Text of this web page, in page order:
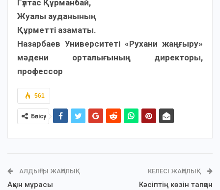
Гүлтас Құрманбай,
Жуалы ауданының
Құрметті азаматы.
Назарбаев Университеті «Рухани жаңғыру»
мәдени орталығының директоры,
профессор
561
Бөлісу
АЛДЫҢҒЫ ЖАҢАЛЫҚ
Ақын мұрасы
КЕЛЕСІ ЖАҢАЛЫҚ
Кәсіптің көзін тапқан